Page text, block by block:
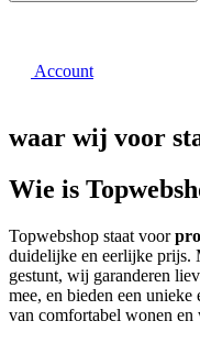
Account
waar wij voor
Wie is
Topwebshop staat voor
duidelijke en eerlijke prijs.
gestunt, wij garanderen
mee, en bieden een
van comfortabel wonen en